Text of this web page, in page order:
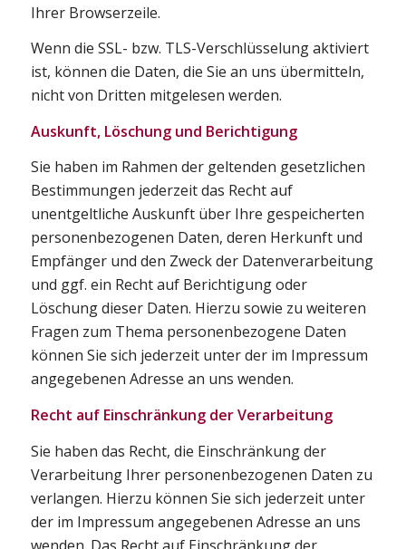
Ihrer Browserzeile.
Wenn die SSL- bzw. TLS-Verschlüsselung aktiviert
ist, können die Daten, die Sie an uns übermitteln,
nicht von Dritten mitgelesen werden.
Auskunft, Löschung und Berichtigung
Sie haben im Rahmen der geltenden gesetzlichen
Bestimmungen jederzeit das Recht auf
unentgeltliche Auskunft über Ihre gespeicherten
personenbezogenen Daten, deren Herkunft und
Empfänger und den Zweck der Datenverarbeitung
und ggf. ein Recht auf Berichtigung oder
Löschung dieser Daten. Hierzu sowie zu weiteren
Fragen zum Thema personenbezogene Daten
können Sie sich jederzeit unter der im Impressum
angegebenen Adresse an uns wenden.
Recht auf Einschränkung der Verarbeitung
Sie haben das Recht, die Einschränkung der
Verarbeitung Ihrer personenbezogenen Daten zu
verlangen. Hierzu können Sie sich jederzeit unter
der im Impressum angegebenen Adresse an uns
wenden. Das Recht auf Einschränkung der